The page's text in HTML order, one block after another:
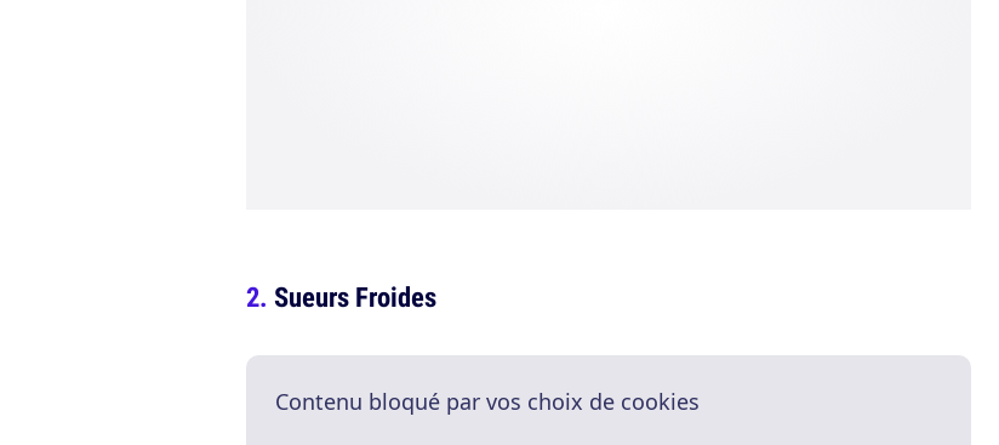
Sueurs Froides
Contenu bloqué par vos choix de cookies